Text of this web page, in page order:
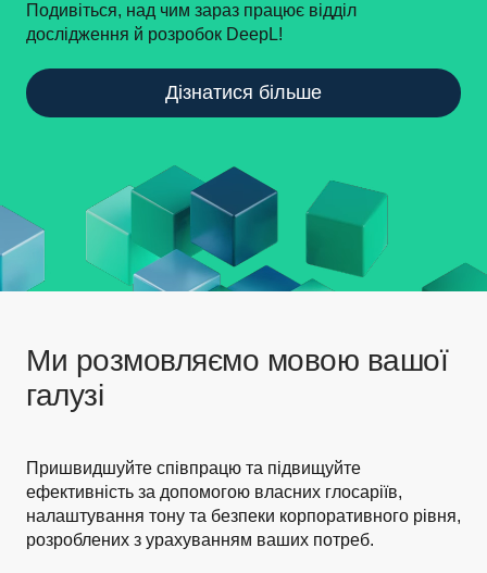
Подивіться, над чим зараз працює відділ
дослідження й розробок DeepL!
Дізнатися більше
Ми розмовляємо мовою вашої
галузі
Пришвидшуйте співпрацю та підвищуйте
ефективність за допомогою власних глосаріїв,
налаштування тону та безпеки корпоративного рівня,
розроблених з урахуванням ваших потреб.